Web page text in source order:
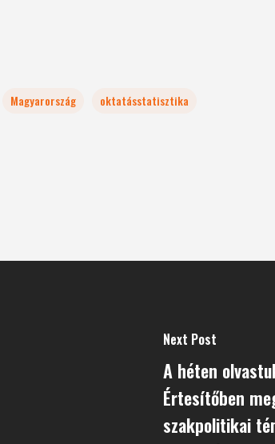
Magyarország oktatásstatisztika
Next Post
A héten
Értesítőben
szakpolitikai